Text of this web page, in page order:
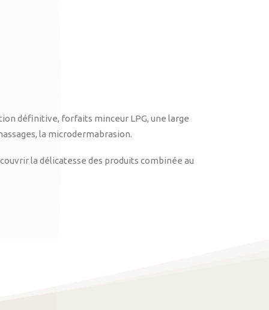
définitive, forfaits minceur LPG, une large
la microdermabrasion.
la délicatesse des produits combinée au